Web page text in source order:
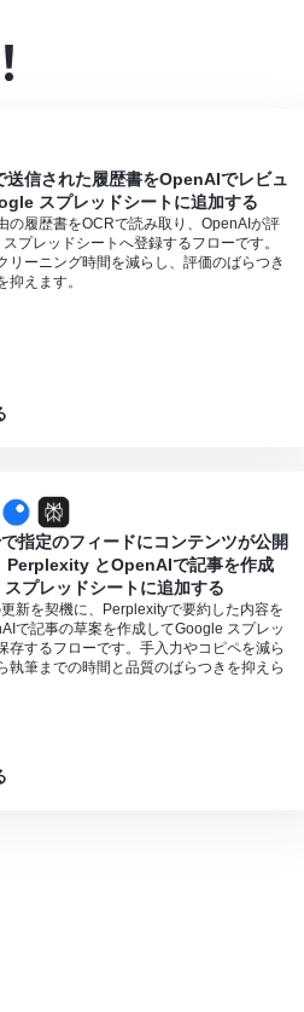
定しているフローボットのオペレーシ
リや機能（オペレーション）を使用す
払いができる状態）
送信された履歴書をOpenAIでレビュ
スプレッドシートに追加する
の履歴書をOCRで読み取り、OpenAIが評
プレッドシートへ登録するフローです。
リーニング時間を減らし、評価のばらつき
抑えます。
指定のフィードにコンテンツが公開
Perplexity とOpenAIで記事を作成
プレッドシートに追加する
新を契機に、Perplexityで要約した内容を
で記事の草案を作成してGoogle スプレッ
存するフローです。手入力やコピペを減ら
執筆までの時間と品質のばらつきを抑えら